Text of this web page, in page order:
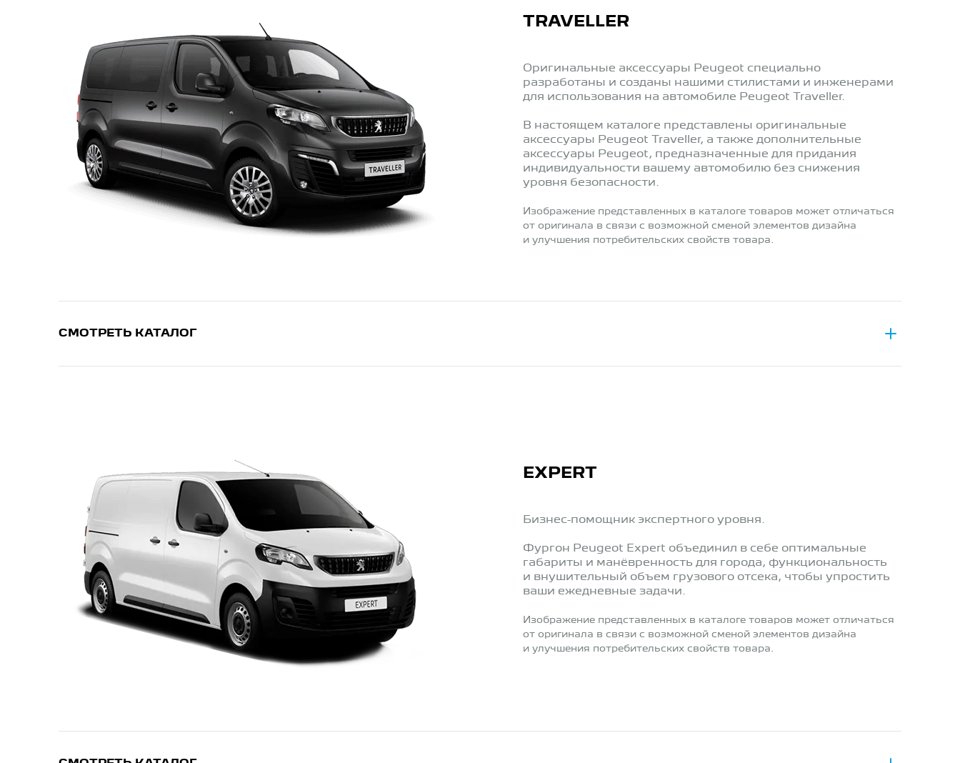
TRAVELLER
Оригинальные аксессуары Peugeot специально
разработаны и созданы нашими стилистами и инженерами
для использования на автомобиле Peugeot Traveller.
В настоящем каталоге представлены оригинальные
аксессуары Peugeot Traveller, а также дополнительные
аксессуары Peugeot, предназначенные для придания
индивидуальности вашему автомобилю без снижения
уровня безопасности.
Изображение представленных в каталоге товаров может отличаться
от оригинала в связи с возможной сменой элементов дизайна
и улучшения потребительских свойств товара.
СМОТРЕТЬ КАТАЛОГ
EXPERT
Бизнес-помощник экспертного уровня.
Фургон Peugeot Expert объединил в себе оптимальные
габариты и манёвренность для города, функциональность
и внушительный объем грузового отсека, чтобы упростить
ваши ежедневные задачи.
Изображение представленных в каталоге товаров может отличаться
от оригинала в связи с возможной сменой элементов дизайна
и улучшения потребительских свойств товара.